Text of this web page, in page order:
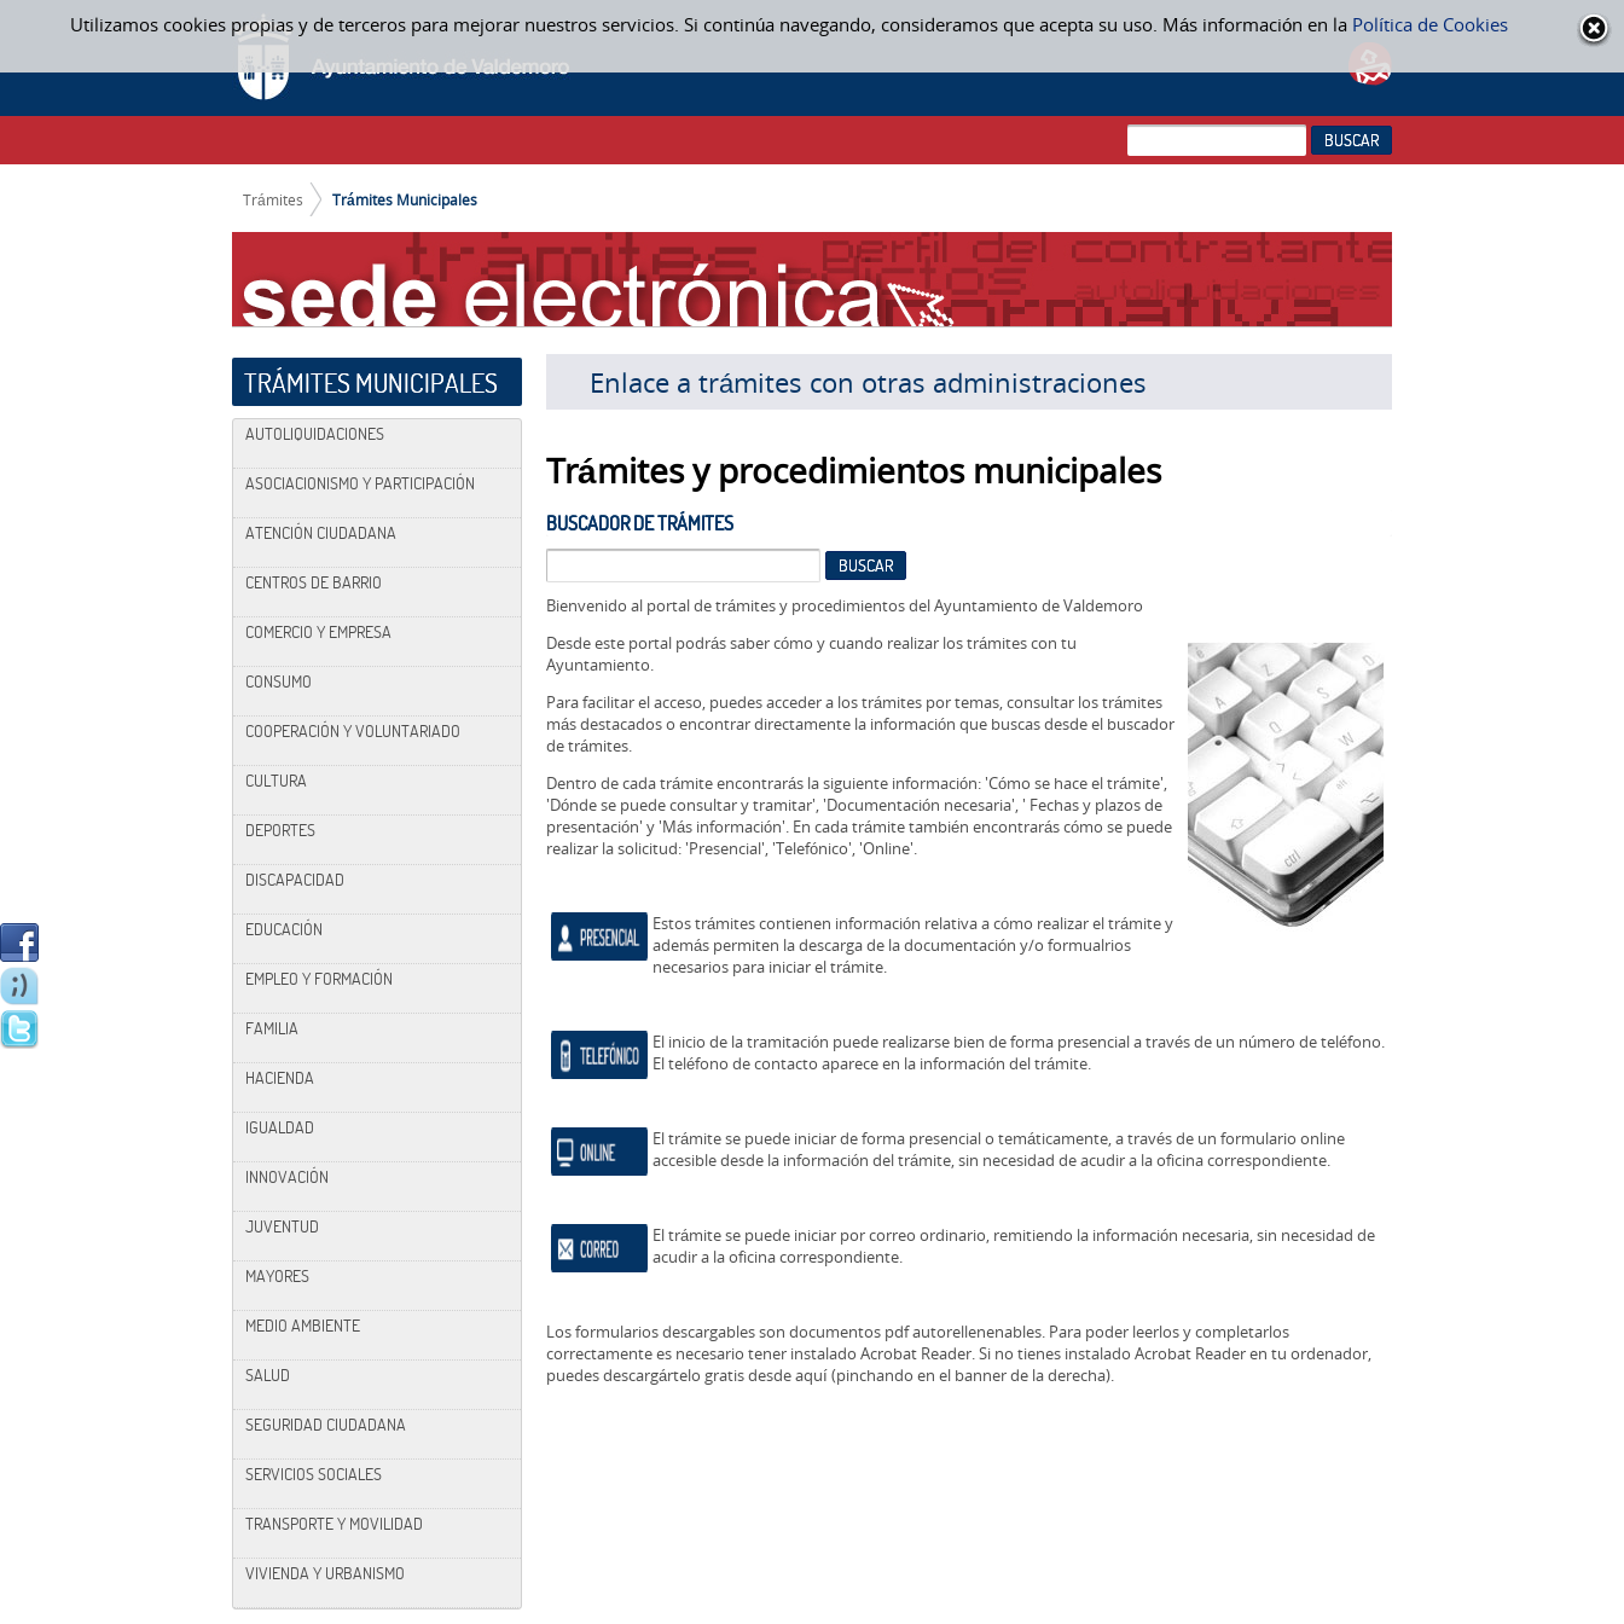
Utilizamos cookies propias y de terceros para mejorar nuestros servicios. Si continúa navegando, consideramos que acepta su uso. Más información en la Política de Cookies
Saltar al contenido
TRÁMITES MUNICIPALES
CAMINO DE MIGAS
Trámites Trámites Municipales
TRÁMITES MUNICIPALES
AUTOLIQUIDACIONES
ASOCIACIONISMO Y PARTICIPACIÓN
ATENCIÓN CIUDADANA
CENTROS DE BARRIO
COMERCIO Y EMPRESA
CONSUMO
COOPERACIÓN Y VOLUNTARIADO
CULTURA
DEPORTES
DISCAPACIDAD
EDUCACIÓN
EMPLEO Y FORMACIÓN
FAMILIA
HACIENDA
IGUALDAD
INNOVACIÓN
JUVENTUD
MAYORES
MEDIO AMBIENTE
SALUD
SEGURIDAD CIUDADANA
SERVICIOS SOCIALES
TRANSPORTE Y MOVILIDAD
VIVIENDA Y URBANISMO
Enlace a trámites con otras administraciones
Trámites y procedimientos municipales
BUSCADOR DE TRÁMITES
Bienvenido al portal de trámites y procedimientos del Ayuntamiento de Valdemoro
Desde este portal podrás saber cómo y cuando realizar los trámites con tu
Ayuntamiento.
Para facilitar el acceso, puedes acceder a los trámites por temas, consultar los trámites
más destacados o encontrar directamente la información que buscas desde el buscador
de trámites.
Dentro de cada trámite encontrarás la siguiente información: 'Cómo se hace el trámite',
'Dónde se puede consultar y tramitar', 'Documentación necesaria', ' Fechas y plazos de
presentación' y 'Más información'. En cada trámite también encontrarás cómo se puede
realizar la solicitud: 'Presencial', 'Telefónico', 'Online'.
Estos trámites contienen información relativa a cómo realizar el trámite y
además permiten la descarga de la documentación y/o formualrios
necesarios para iniciar el trámite.
El inicio de la tramitación puede realizarse bien de forma presencial a través de un número de teléfono.
El teléfono de contacto aparece en la información del trámite.
El trámite se puede iniciar de forma presencial o temáticamente, a través de un formulario online
accesible desde la información del trámite, sin necesidad de acudir a la oficina correspondiente.
El trámite se puede iniciar por correo ordinario, remitiendo la información necesaria, sin necesidad de
acudir a la oficina correspondiente.
Los formularios descargables son documentos pdf autorellenenables. Para poder leerlos y completarlos
correctamente es necesario tener instalado Acrobat Reader. Si no tienes instalado Acrobat Reader en tu ordenador,
puedes descargártelo gratis desde aquí (pinchando en el banner de la derecha).